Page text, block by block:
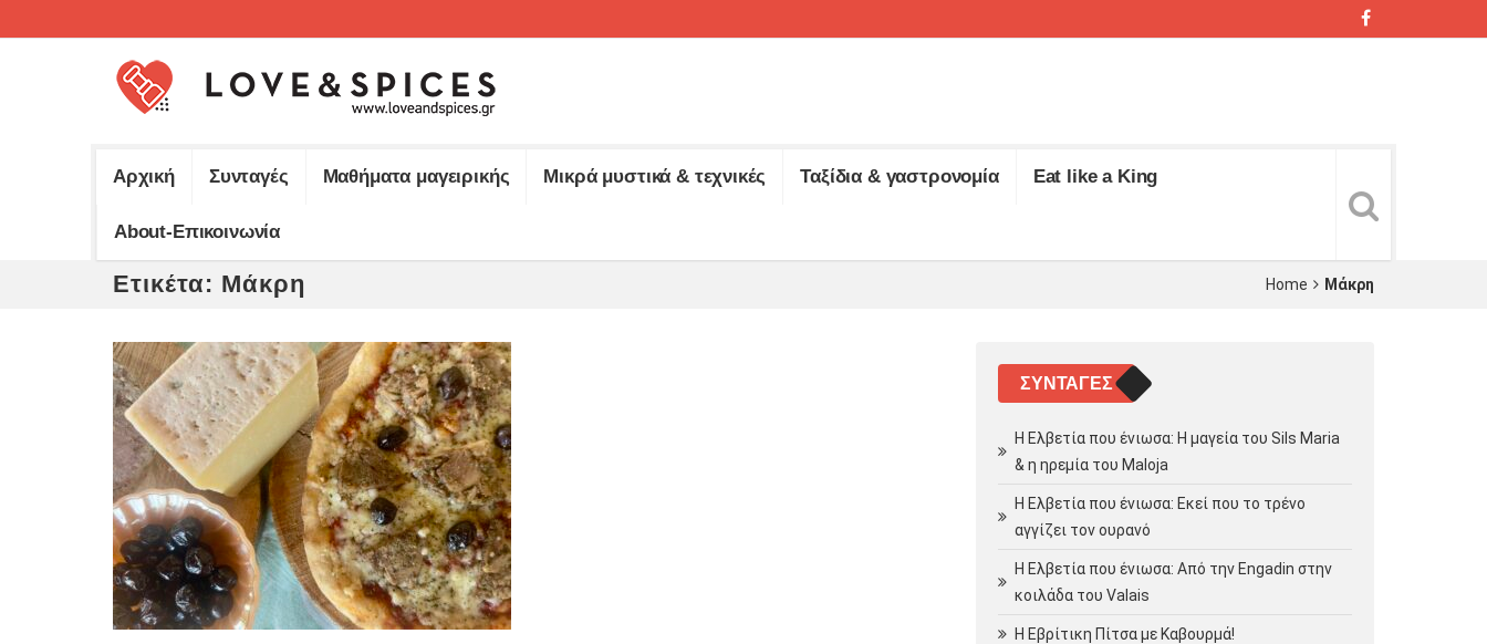
Αρχική Συνταγές Μαθήματα μαγειρικής Μικρά μυστικά & τεχνικές Ταξίδια & γαστρονομία Eat like a King
About-Επικοινωνία
Ετικέτα: Μάκρη Home Μάκρη
ΣΥΝΤΑΓΈΣ
Η Ελβετία που ένιωσα: Η μαγεία του Sils Maria
& η ηρεμία του Maloja
Η Ελβετία που ένιωσα: Εκεί που το τρένο
αγγίζει τον ουρανό
Η Ελβετία που ένιωσα: Από την Engadin στην
κοιλάδα του Valais
Η Εβρίτικη Πίτσα με Καβουρμά!